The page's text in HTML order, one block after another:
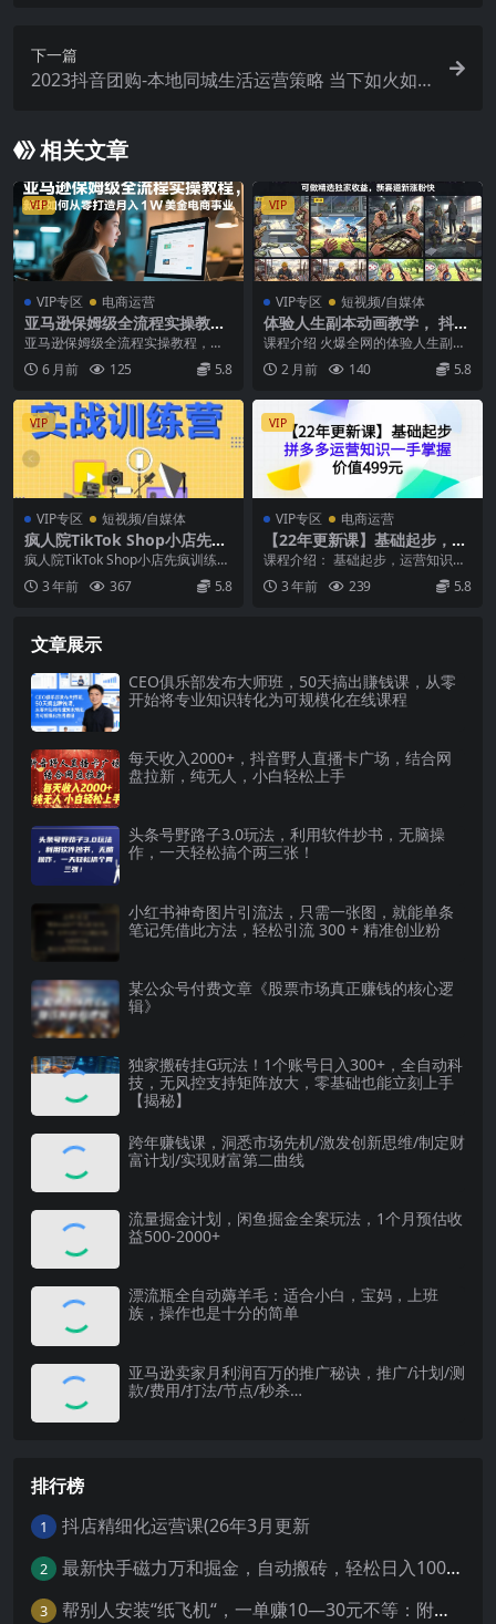
下一篇
2023抖音团购-本地同城生活运营策略 当下如火如
相关文章
VIP
VIP专区 电商运营
亚马逊保姆级全流程实操教
程，新手如何从零打造月入1
亚马逊保姆级全流程实操教程，新
手如何从零打造月入1W美金电商事
业 加入亚马逊电商...
6 月前 125 5.8
VIP
VIP专区 短视频/自媒体
体验人生副本动画教学， 抖音
32W粉丝博主课程，可做精选
独家收益，新赛道新涨粉快
课程介绍 火爆全网的体验人生副本
动画全套教学，出自抖音 32 万粉丝
资深博主独家...
2 月前 140 5.8
VIP
VIP专区 短视频/自媒体
疯人院TikTok Shop小店先疯
训练营，开启2022年海外小店
带货，从0到1掌握TK小店运营
技巧
疯人院TikTok Shop小店先疯训练
营，开启2022年海外小店带货，从
0到1...
3 年前 367 5.8
VIP
VIP专区 电商运营
【22年更新课】基础起步，拼
多多运营知识一手掌握，价值
课程介绍： 基础起步，运营知识一
手掌握！，价值499元。全新总
结，基础篇运营知识...
3 年前 239 5.8
文章展示
CEO俱乐部发布大师班，50天搞出賺钱课，从零
开始将专业知识转化为可规模化在线课程
每天收入2000+，抖音野人直播卡广场，结合网
盘拉新，纯无人，小白轻松上手
头条号野路子3.0玩法，利用软件抄书，无脑操
作，一天轻松搞个两三张！
小红书神奇图片引流法，只需一张图，就能单条
笔记凭借此方法，轻松引流 300 + 精准创业粉
某公众号付费文章《股票市场真正赚钱的核心逻
辑》
独家搬砖挂G玩法！1个账号日入300+，全自动科
技，无风控支持矩阵放大，零基础也能立刻上手
【揭秘】
跨年赚钱课，洞悉市场先机/激发创新思维/制定财
富计划/实现财富第二曲线
流量掘金计划，闲鱼掘金全案玩法，1个月预估收
益500-2000+
漂流瓶全自动薅羊毛：适合小白，宝妈，上班
族，操作也是十分的简单
亚马逊卖家月利润百万的推广秘诀，推广/计划/测
款/费用/打法/节点/秒杀…
排行榜
1 抖店精细化运营课(26年3月更新
2 最新快手磁力万和掘金，自动搬砖，轻松日入100-200，操作简单
3 帮别人安装“纸飞机“，一单赚10—30元不等：附：免费节点